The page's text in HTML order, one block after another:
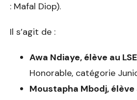
: Mafal Diop).
Il s’agit de :
Awa Ndiaye, élève au
Honorable, catégorie
Moustapha Mbodj, élève